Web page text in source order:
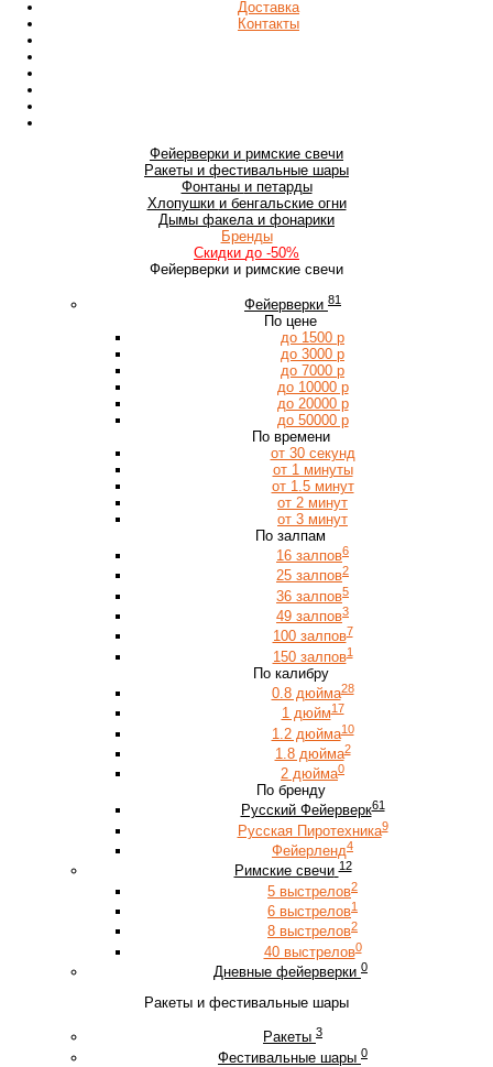
Доставка
Контакты
Фейерверки и римские свечи
Ракеты и фестивальные шары
Фонтаны и петарды
Хлопушки и бенгальские огни
Дымы факела и фонарики
Бренды
Скидки до -50%
Фейерверки и римские свечи
Фейерверки 81
По цене
до 1500 р
до 3000 р
до 7000 р
до 10000 р
до 20000 р
до 50000 р
По времени
от 30 секунд
от 1 минуты
от 1.5 минут
от 2 минут
от 3 минут
По залпам
16 залпов6
25 залпов2
36 залпов5
49 залпов3
100 залпов7
150 залпов1
По калибру
0.8 дюйма28
1 дюйм17
1.2 дюйма10
1.8 дюйма2
2 дюйма0
По бренду
Русский Фейерверк61
Русская Пиротехника9
Фейерленд4
Римские свечи 12
5 выстрелов2
6 выстрелов1
8 выстрелов2
40 выстрелов0
Дневные фейерверки 0
Ракеты и фестивальные шары
Ракеты 3
Фестивальные шары 0